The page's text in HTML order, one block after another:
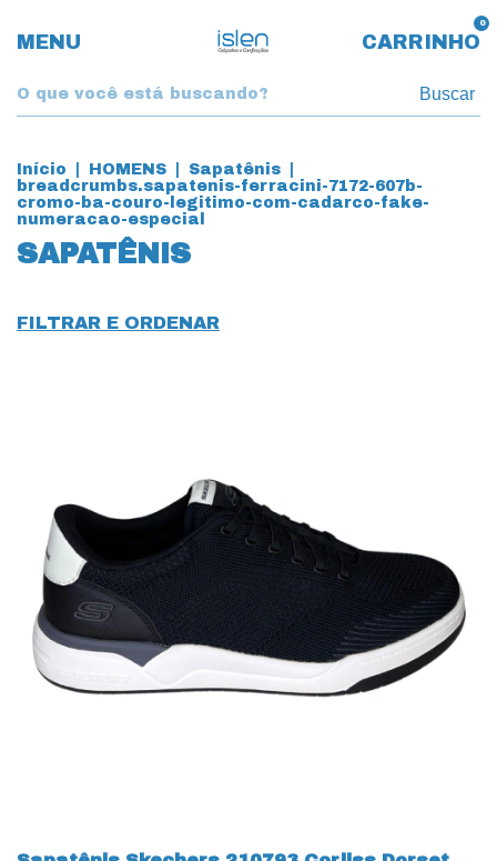
MENU CARRINHO
0
Buscar
Início HOMENS Sapatênis
breadcrumbs.sapatenis-ferracini-7172-607b-
cromo-ba-couro-legitimo-com-cadarco-fake-
numeracao-especial
SAPATÊNIS
FILTRAR E ORDENAR